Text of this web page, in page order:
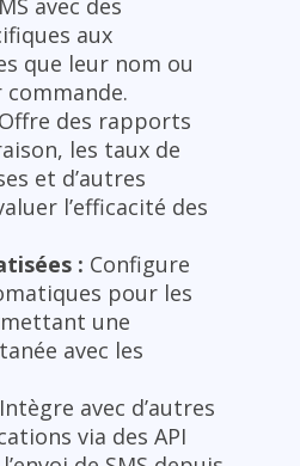
avec des
aux
que leur nom ou
Offre des rapports
les taux de
et d’autres
l’efficacité des
: Configure
pour les
une
avec les
Intègre avec d’autres
via des API